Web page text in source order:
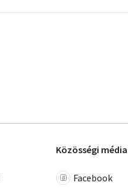
Közösségi média
Facebook